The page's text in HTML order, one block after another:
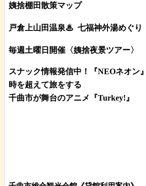
姨捨棚田散策マップ
戸倉上山田温泉♨ 七福神外湯めぐり
毎週土曜日開催〈姨捨夜景ツアー〉
スナック情報発信中！『NEOネオン』
時を超えて旅をする
千曲市が舞台のアニメ『Turkey!』